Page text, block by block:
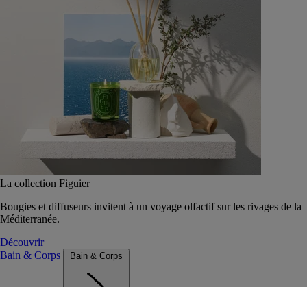
La collection Figuier
Bougies et diffuseurs invitent à un voyage olfactif sur les rivages de la
Méditerranée.
Découvrir
Bain & Corps
Bain & Corps